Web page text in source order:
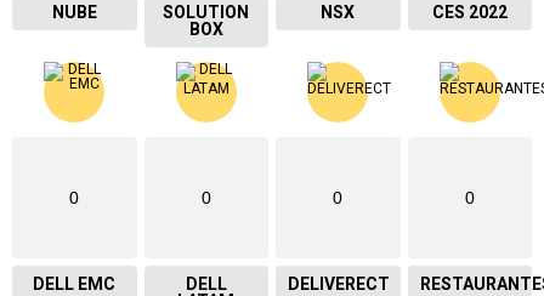
NUBE
SOLUTION
BOX
NSX CES 2022
0
DELL EMC
0
DELL
0
DELIVERECT
0